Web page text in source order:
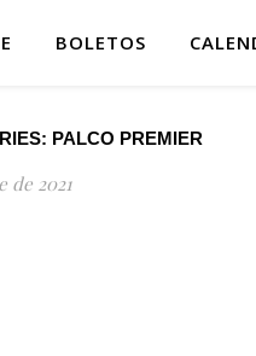
BOLETOS
PALCO PREMIER
de 2021